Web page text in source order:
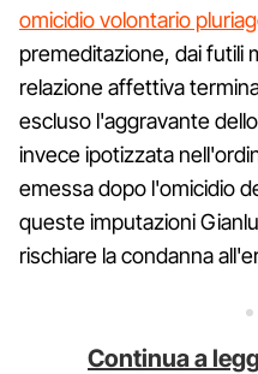
omicidio volontario
premeditazione, dai futili
relazione affettiva
escluso l'aggravante dello
invece ipotizzata
emessa dopo l'omicidio
queste imputazioni
rischiare la condanna
Continua a